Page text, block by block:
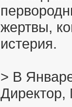
жертвы,
истерия.
> В
Директор,